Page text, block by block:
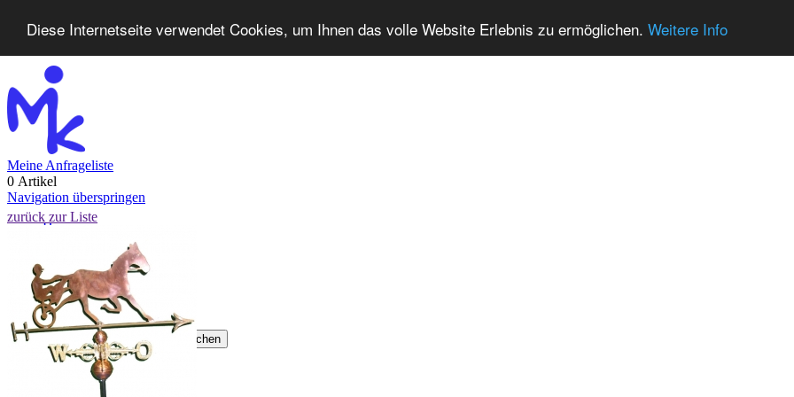
Diese Internetseite verwendet Cookies, um Ihnen das volle Website Erlebnis zu ermöglichen. Weitere Info
Meine Anfrageliste
0 Artikel
Navigation überspringen
Home
Kontakt
FAQ
zurück zur Liste